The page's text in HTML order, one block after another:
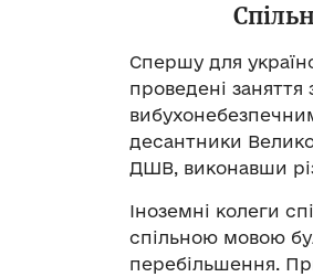
Спершу для
проведені
десантники
ДШВ, виконавши
Іноземні колеги
спільною мовою
перебільшення.